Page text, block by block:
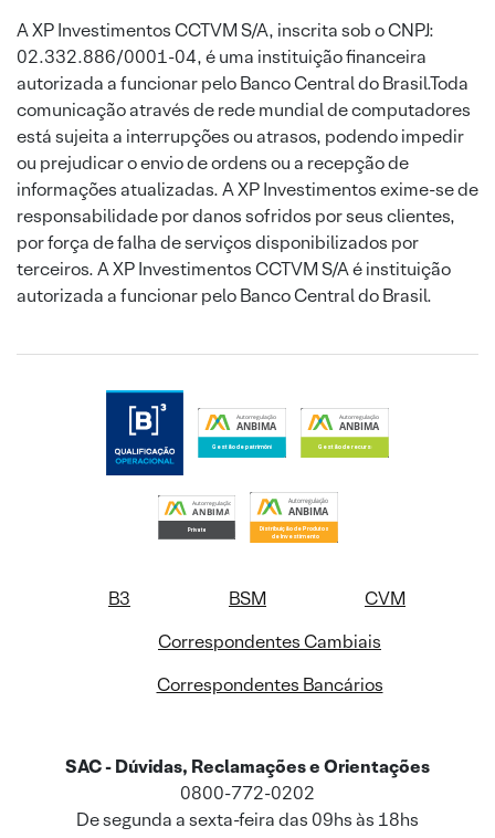
A XP Investimentos CCTVM S/A, inscrita sob o CNPJ:
02.332.886/0001-04, é uma instituição financeira
autorizada a funcionar pelo Banco Central do Brasil.Toda
comunicação através de rede mundial de computadores
está sujeita a interrupções ou atrasos, podendo impedir
ou prejudicar o envio de ordens ou a recepção de
informações atualizadas. A XP Investimentos exime-se de
responsabilidade por danos sofridos por seus clientes,
por força de falha de serviços disponibilizados por
terceiros. A XP Investimentos CCTVM S/A é instituição
autorizada a funcionar pelo Banco Central do Brasil.
B3 BSM
CVM
Correspondentes Cambiais
Correspondentes Bancários
SAC - Dúvidas, Reclamações e Orientações
0800-772-0202
De segunda a sexta-feira das 09hs às 18hs